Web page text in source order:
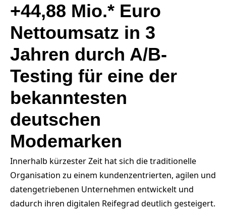
+44,88 Mio.* Euro
Nettoumsatz in 3
Jahren durch A/B-
Testing für eine der
bekanntesten
deutschen
Modemarken
Innerhalb kürzester Zeit hat sich die traditionelle
Organisation zu einem kundenzentrierten, agilen und
datengetriebenen Unternehmen entwickelt und
dadurch ihren digitalen Reifegrad deutlich gesteigert.